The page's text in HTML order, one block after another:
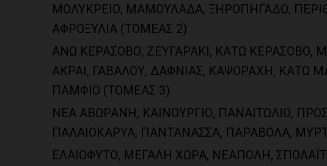
ΜΟΛΥΚΡΕΙΟ, ΜΑΜΟΥΛΑΔΑ, ΞΗΡΟΠΗΓΑΔΟ,
ΑΦΡΟΞΥΛΙΑ (ΤΟΜΕΑΣ 2)
ΑΝΩ ΚΕΡΑΣΟΒΟ, ΖΕΥΓΑΡΑΚΙ, ΚΑΤΩ ΚΕΡΑΣΟΒΟ,
ΑΚΡΑΙ, ΓΑΒΑΛΟΥ, ΔΑΦΝΙΑΣ, ΚΑΨΟΡΑΧΗ, ΚΑΤΩ
ΠΑΜΦΙΟ (ΤΟΜΕΑΣ 3)
ΝΕΑ ΑΒΩΡΑΝΗ, ΚΑΙΝΟΥΡΓΙΟ, ΠΑΝΑΙΤΩΛΙΟ,
ΠΑΛΑΙΟΚΑΡΥΑ, ΠΑΝΤΑΝΑΣΣΑ, ΠΑΡΑΒΟΛΑ,
ΕΛΑΙΟΦΥΤΟ, ΜΕΓΑΛΗ ΧΩΡΑ, ΝΕΑΠΟΛΗ,